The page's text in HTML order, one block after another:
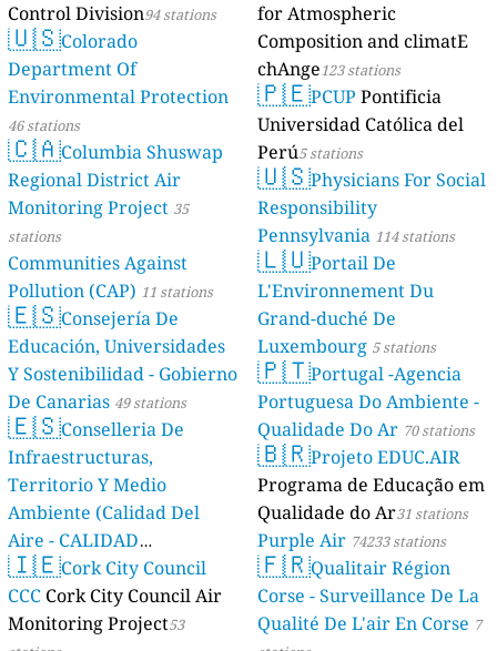
Control Division94 stations
🇺🇸Colorado
Department Of
Environmental Protection
46 stations
🇨🇦Columbia Shuswap
Regional District Air
Monitoring Project 35
stations
Communities Against
Pollution (CAP) 11 stations
🇪🇸Consejería De
Educación, Universidades
Y Sostenibilidad - Gobierno
De Canarias 49 stations
🇪🇸Conselleria De
Infraestructuras,
Territorio Y Medio
Ambiente (Calidad Del
Aire - CALIDAD
AMBIENTAL) 23 stations
🇮🇪Cork City Council
CCC Cork City Council Air
Monitoring Project53
for Atmospheric
Composition and climatE
chAnge123 stations
🇵🇪PCUP Pontificia
Universidad Católica del
Perú5 stations
🇺🇸Physicians For Social
Responsibility
Pennsylvania 114 stations
🇱🇺Portail De
L'Environnement Du
Grand-duché De
Luxembourg 5 stations
🇵🇹Portugal -Agencia
Portuguesa Do Ambiente -
Qualidade Do Ar 70 stations
🇧🇷Projeto EDUC.AIR
Programa de Educação em
Qualidade do Ar31 stations
Purple Air 74233 stations
🇫🇷Qualitair Région
Corse - Surveillance De La
Qualité De L'air En Corse 7